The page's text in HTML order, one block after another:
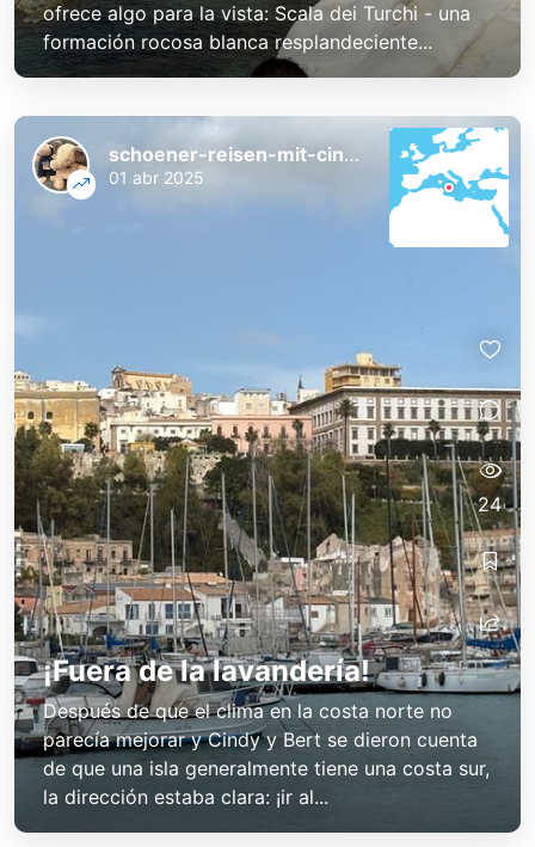
ofrece algo para la vista: Scala dei Turchi - una
formación rocosa blanca resplandeciente...
¡Fuera de la lavandería!
Después de que el clima en la costa norte no
parecía mejorar y Cindy y Bert se dieron cuenta
de que una isla generalmente tiene una costa sur,
la dirección estaba clara: ¡ir al...
schoener-reisen-mit-cindy-und-bert
01 abr 2025
24